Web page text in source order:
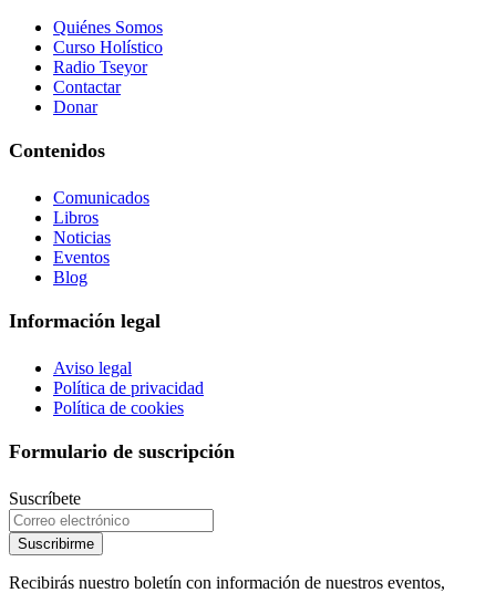
Quiénes Somos
Curso Holístico
Radio Tseyor
Contactar
Donar
Contenidos
Comunicados
Libros
Noticias
Eventos
Blog
Información legal
Aviso legal
Política de privacidad
Política de cookies
Formulario de suscripción
Suscríbete
Suscribirme
Recibirás nuestro boletín con información de nuestros eventos,